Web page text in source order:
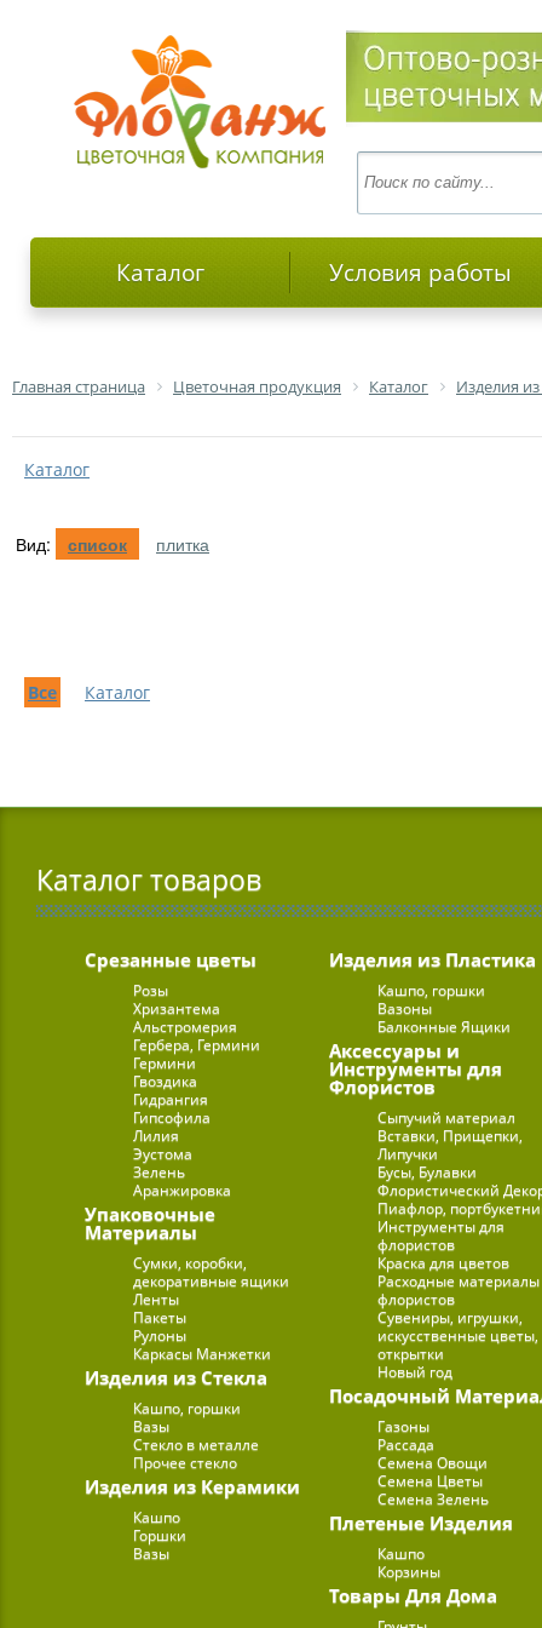
Каталог Условия работы
Главная страница Цветочная продукция Каталог Изделия
Каталог
Вид: список плитка
Все Каталог
Каталог товаров
Срезанные цветы
Розы
Хризантема
Альстромерия
Гербера, Гермини
Гермини
Гвоздика
Гидрангия
Гипсофила
Лилия
Эустома
Зелень
Аранжировка
Упаковочные
Материалы
Сумки, коробки,
декоративные ящики
Ленты
Пакеты
Рулоны
Каркасы Манжетки
Изделия из Стекла
Кашпо, горшки
Вазы
Стекло в металле
Прочее стекло
Изделия из Керамики
Кашпо
Горшки
Вазы
Изделия из Пластика
Кашпо, горшки
Вазоны
Балконные Ящики
Аксессуары и
Инструменты для
Флористов
Сыпучий материал
Вставки, Прищепки,
Липучки
Бусы, Булавки
Флористический
Пиафлор,
Инструменты для
флористов
Краска для цветов
Расходные
флористов
Сувениры, игрушки,
искусственные цветы,
открытки
Новый год
Посадочный
Газоны
Рассада
Семена Овощи
Семена Цветы
Семена Зелень
Плетеные Изделия
Кашпо
Корзины
Товары Для Дома